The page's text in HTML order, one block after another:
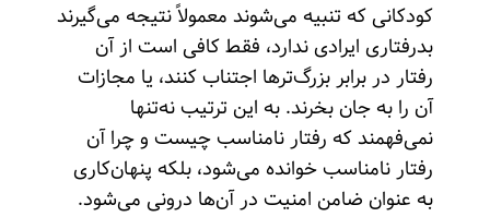
کودکانی که تنبیه می‌شوند معمولاً نتیجه می‌گیرند
بدرفتاری ایرادی ندارد، فقط کافی است از آن
رفتار در برابر بزرگ‌ترها اجتناب کنند، یا مجازات
آن را به جان بخرند. به این ترتیب نه‌تنها
نمی‌فهمند که رفتار نامناسب چیست و چرا آن
رفتار نامناسب خوانده می‌شود، بلکه پنهان‌کاری
به عنوان ضامن امنیت در آن‌ها درونی می‌شود.